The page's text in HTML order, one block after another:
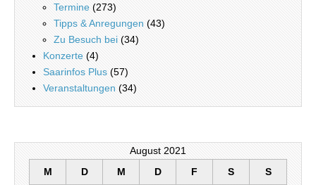
Termine (273)
Tipps & Anregungen (43)
Zu Besuch bei (34)
Konzerte (4)
Saarinfos Plus (57)
Veranstaltungen (34)
August 2021
M
D M D F S S